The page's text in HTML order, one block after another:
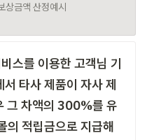
상금액 산정예시
스를 이용한 고객님 기
타사 제품이 자사 제
그 차액의 300%를 유
의 적립금으로 지급해